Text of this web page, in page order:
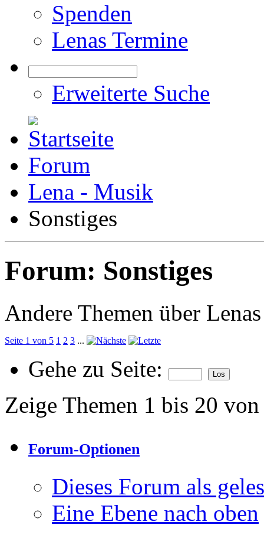
Spenden
Lenas Termine
Erweiterte Suche
Forum
Lena - Musik
Sonstiges
Forum: Sonstiges
Andere Themen über
Seite 1 von 5 1 2 3 ...
Gehe zu Seite:
Zeige Themen 1 bis 20
Forum-Optionen
Dieses Forum als
Eine Ebene nach oben